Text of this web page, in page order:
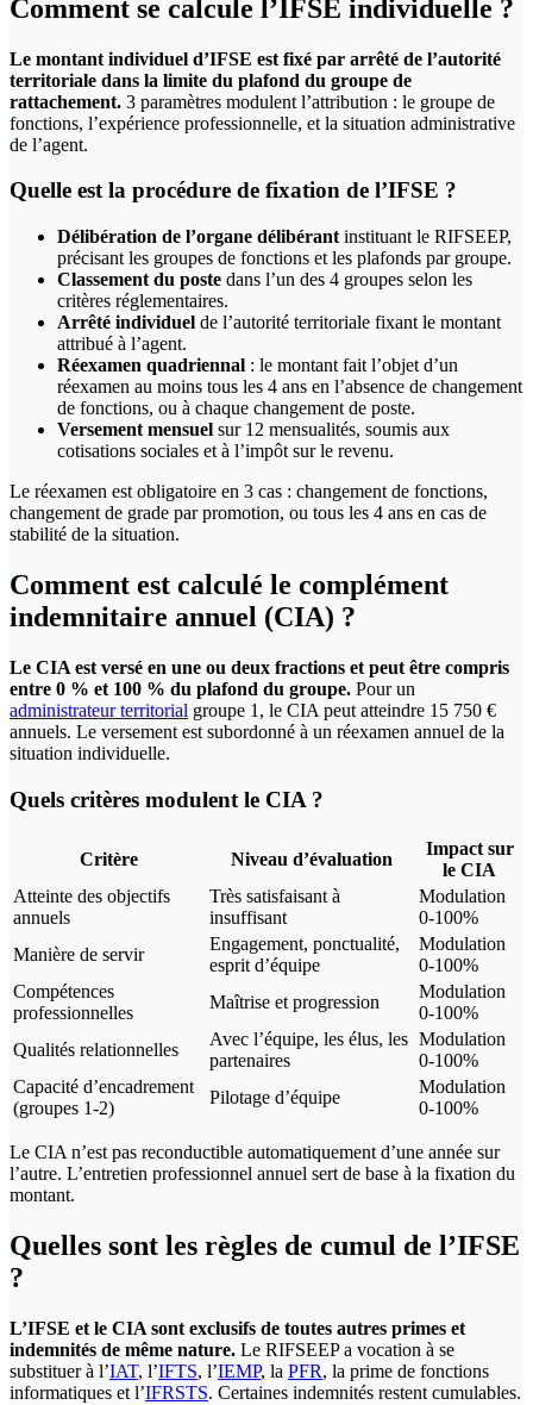
Comment se calcule l’IFSE individuelle ?
Le montant individuel d’IFSE est fixé par arrêté de l’autorité
territoriale dans la limite du plafond du groupe de
rattachement. 3 paramètres modulent l’attribution : le groupe de
fonctions, l’expérience professionnelle, et la situation administrative
de l’agent.
Quelle est la procédure de fixation de l’IFSE ?
Délibération de l’organe délibérant instituant le RIFSEEP,
précisant les groupes de fonctions et les plafonds par groupe.
Classement du poste dans l’un des 4 groupes selon les
critères réglementaires.
Arrêté individuel de l’autorité territoriale fixant le montant
attribué à l’agent.
Réexamen quadriennal : le montant fait l’objet d’un
réexamen au moins tous les 4 ans en l’absence de changement
de fonctions, ou à chaque changement de poste.
Versement mensuel sur 12 mensualités, soumis aux
cotisations sociales et à l’impôt sur le revenu.
Le réexamen est obligatoire en 3 cas : changement de fonctions,
changement de grade par promotion, ou tous les 4 ans en cas de
stabilité de la situation.
Comment est calculé le complément
indemnitaire annuel (CIA) ?
Le CIA est versé en une ou deux fractions et peut être compris
entre 0 % et 100 % du plafond du groupe. Pour un
administrateur territorial groupe 1, le CIA peut atteindre 15 750 €
annuels. Le versement est subordonné à un réexamen annuel de la
situation individuelle.
Quels critères modulent le CIA ?
Critère Niveau d’évaluation
Impact sur
le CIA
Atteinte des objectifs
annuels
Très satisfaisant à
insuffisant
Modulation
0-100%
Manière de servir
Engagement, ponctualité,
esprit d’équipe
Modulation
0-100%
Compétences
professionnelles
Maîtrise et progression
Modulation
0-100%
Qualités relationnelles
Avec l’équipe, les élus, les
partenaires
Modulation
0-100%
Capacité d’encadrement
(groupes 1-2)
Pilotage d’équipe
Modulation
0-100%
Le CIA n’est pas reconductible automatiquement d’une année sur
l’autre. L’entretien professionnel annuel sert de base à la fixation du
montant.
Quelles sont les règles de cumul de l’IFSE
?
L’IFSE et le CIA sont exclusifs de toutes autres primes et
indemnités de même nature. Le RIFSEEP a vocation à se
substituer à l’IAT, l’IFTS, l’IEMP, la PFR, la prime de fonctions
informatiques et l’IFRSTS. Certaines indemnités restent cumulables.